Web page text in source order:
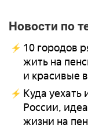
Новости по
10 городов
жить на
и красивые
Куда уехать
России,
жизни на